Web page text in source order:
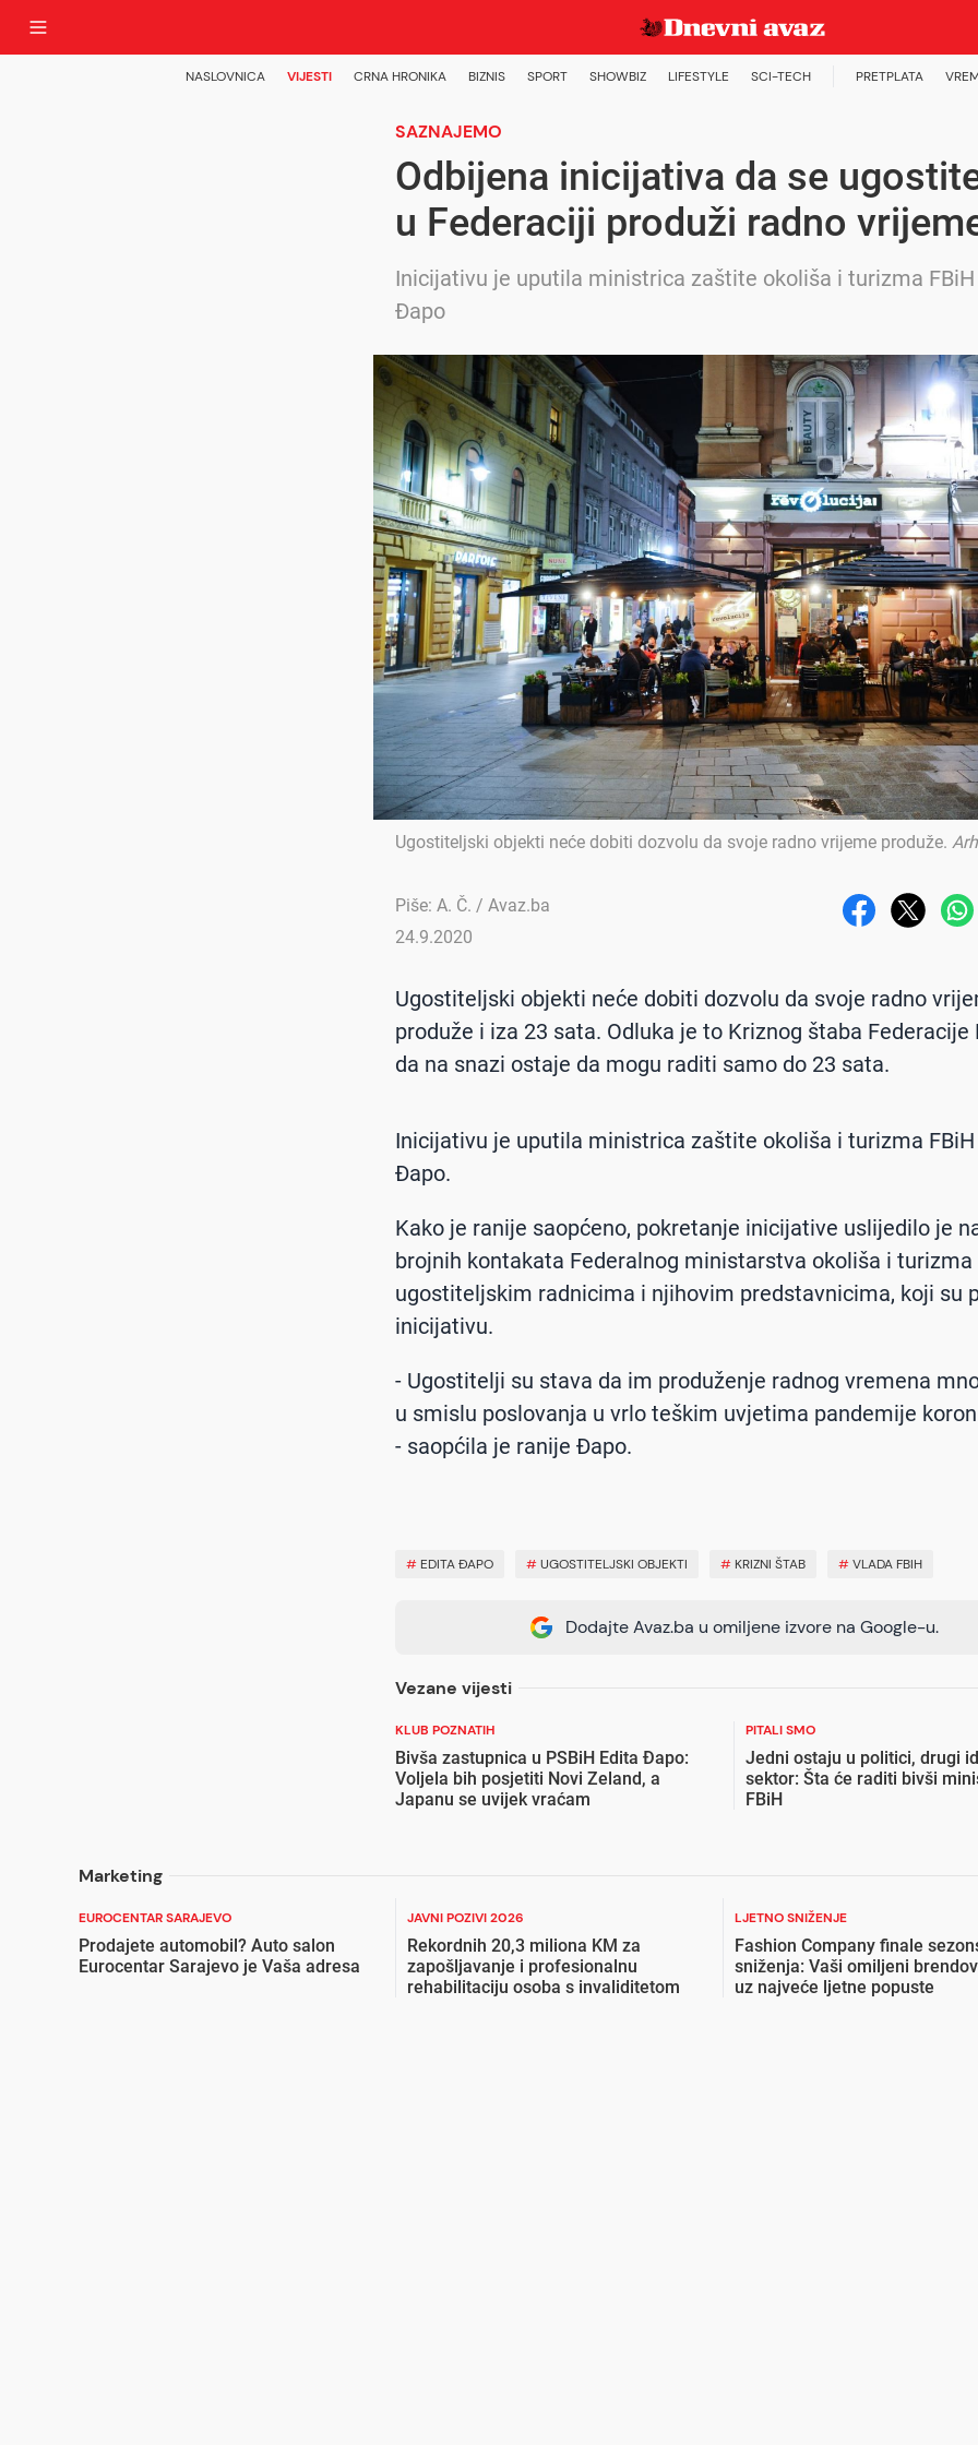
NASLOVNICA VIJESTI CRNA HRONIKA BIZNIS SPORT SHOWBIZ LIFESTYLE SCI-TECH PRETPLATA
SAZNAJEMO
Odbijena inicijativa da se
u Federaciji produži radno
Inicijativu je uputila ministrica zaštite okoliša i turizma
Đapo
Ugostiteljski objekti neće dobiti dozvolu da svoje radno vrijeme produže.
Piše: A. Č. / Avaz.ba
24.9.2020
Ugostiteljski objekti neće dobiti dozvolu da svoje radno
produže i iza 23 sata. Odluka je to Kriznog štaba Federacije
da na snazi ostaje da mogu raditi samo do 23 sata.
Inicijativu je uputila ministrica zaštite okoliša i turizma
Đapo.
Kako je ranije saopćeno, pokretanje inicijative uslijedilo je
brojnih kontakata Federalnog ministarstva okoliša i turizma
ugostiteljskim radnicima i njihovim predstavnicima, koji su
inicijativu.
- Ugostitelji su stava da im produženje radnog vremena
u smislu poslovanja u vrlo teškim uvjetima pandemije
- saopćila je ranije Đapo.
# EDITA ĐAPO #UGOSTITELJSKI OBJEKTI # KRIZNI ŠTAB #VLADA FBIH
Dodajte Avaz.ba u omiljene izvore na Google-u.
Vezane vijesti
KLUB POZNATIH
Bivša zastupnica u PSBiH Edita Đapo:
Voljela bih posjetiti Novi Zeland, a
Japanu se uvijek vraćam
PITALI SMO
Jedni ostaju u politici, drugi
sektor: Šta će raditi bivši
FBiH
Marketing
EUROCENTAR SARAJEVO
Prodajete automobil? Auto salon
Eurocentar Sarajevo je Vaša adresa
JAVNI POZIVI 2026
Rekordnih 20,3 miliona KM za
zapošljavanje i profesionalnu
rehabilitaciju osoba s invaliditetom
LJETNO SNIŽENJE
Fashion Company finale
sniženja: Vaši omiljeni
uz najveće ljetne popuste